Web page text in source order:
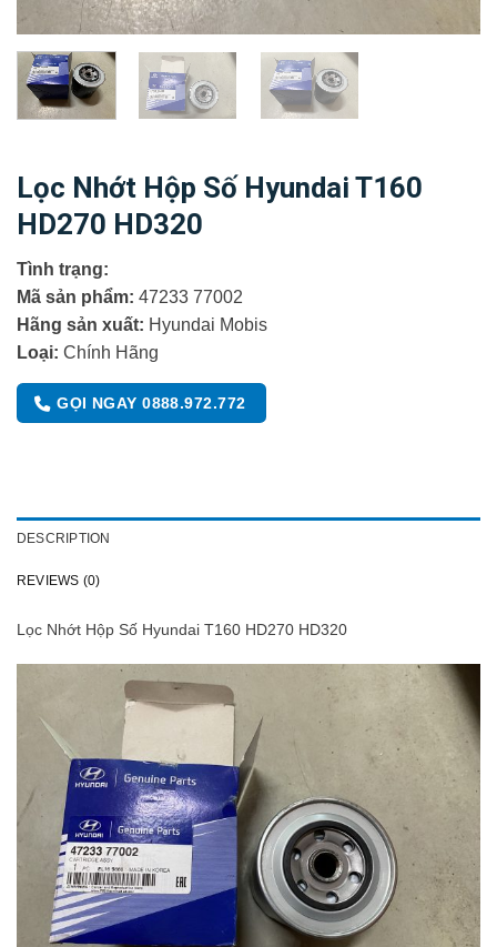
Lọc Nhớt Hộp Số Hyundai T160
HD270 HD320
Tình trạng:
Mã sản phẩm: 47233 77002
Hãng sản xuất: Hyundai Mobis
Loại: Chính Hãng
GỌI NGAY 0888.972.772
DESCRIPTION
REVIEWS (0)
Lọc Nhớt Hộp Số Hyundai T160 HD270 HD320